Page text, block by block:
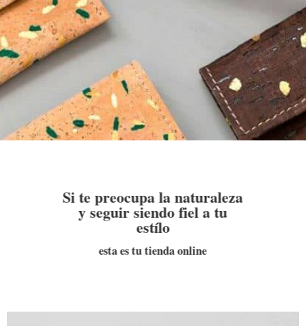
Si te preocupa la naturaleza
y seguir siendo fiel a tu
estílo
esta es tu tienda online